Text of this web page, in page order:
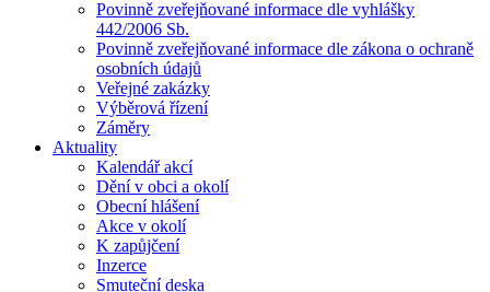
Povinně zveřejňované informace dle vyhlášky
442/2006 Sb.
Povinně zveřejňované informace dle zákona o ochraně
osobních údajů
Veřejné zakázky
Výběrová řízení
Záměry
Aktuality
Kalendář akcí
Dění v obci a okolí
Obecní hlášení
Akce v okolí
K zapůjčení
Inzerce
Smuteční deska